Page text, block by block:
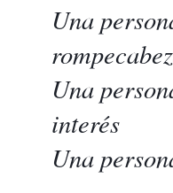
Una
Una
interés
Una